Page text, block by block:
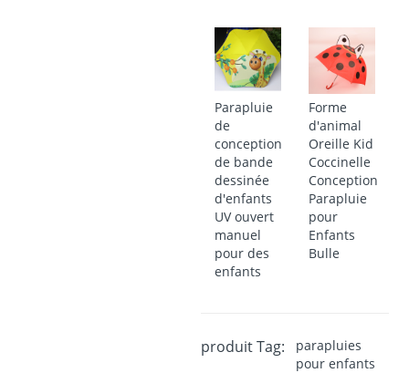
Parapluie
de
conception
de bande
dessinée
d'enfants
UV ouvert
manuel
pour des
enfants
Forme
d'animal
Oreille Kid
Coccinelle
Conception
Parapluie
pour
Enfants
Bulle
produit Tag:
parapluies
pour enfants